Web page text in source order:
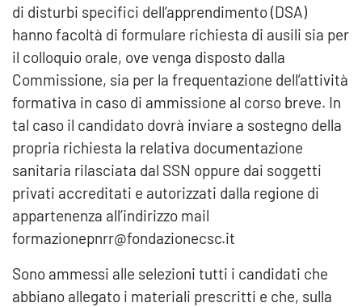
di disturbi specifici dell’apprendimento (DSA)
hanno facoltà di formulare richiesta di ausili sia per
il colloquio orale, ove venga disposto dalla
Commissione, sia per la frequentazione dell’attività
formativa in caso di ammissione al corso breve. In
tal caso il candidato dovrà inviare a sostegno della
propria richiesta la relativa documentazione
sanitaria rilasciata dal SSN oppure dai soggetti
privati accreditati e autorizzati dalla regione di
appartenenza all’indirizzo mail
formazionepnrr@fondazionecsc.it
Sono ammessi alle selezioni tutti i candidati che
abbiano allegato i materiali prescritti e che, sulla